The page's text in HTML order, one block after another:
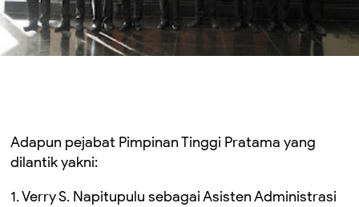
Adapun pejabat Pimpinan Tinggi Pratama yang
dilantik yakni:
1. Verry S. Napitupulu sebagai Asisten Administrasi